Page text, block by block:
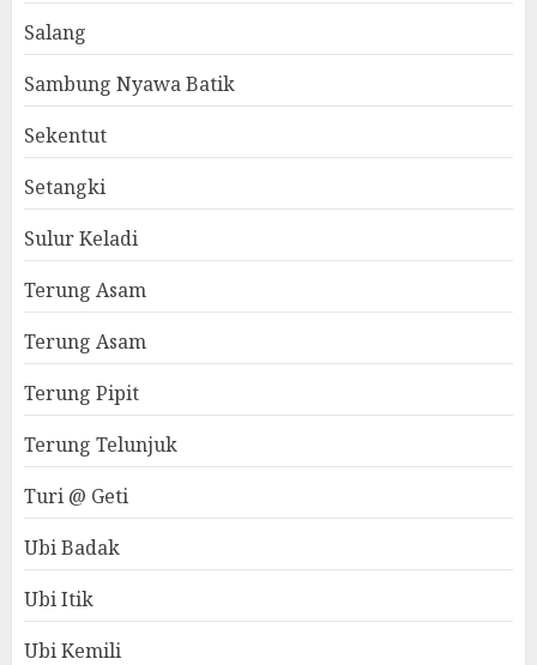
Salang
Sambung Nyawa Batik
Sekentut
Setangki
Sulur Keladi
Terung Asam
Terung Asam
Terung Pipit
Terung Telunjuk
Turi @ Geti
Ubi Badak
Ubi Itik
Ubi Kemili